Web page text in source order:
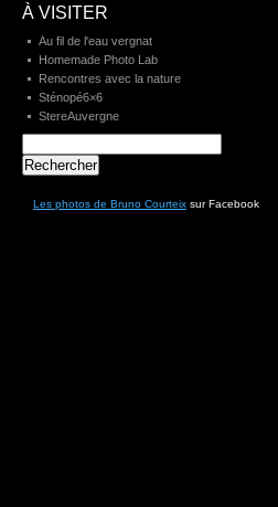
À VISITER
Au fil de l'eau vergnat
Homemade Photo Lab
Rencontres avec la nature
Sténopé6×6
StereAuvergne
Les photos de Bruno Courteix sur Facebook